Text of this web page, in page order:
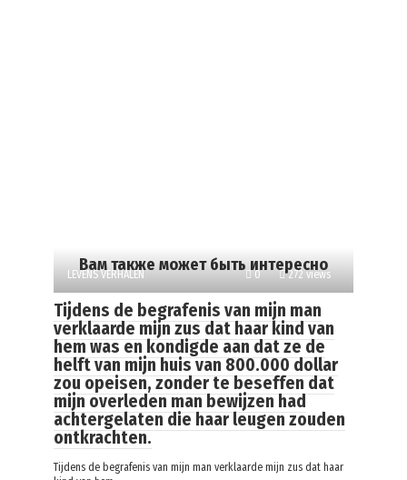
Вам также может быть интересно
LEVENS VERHALEN 0 272 views
Tijdens de begrafenis van mijn man
verklaarde mijn zus dat haar kind van
hem was en kondigde aan dat ze de
helft van mijn huis van 800.000 dollar
zou opeisen, zonder te beseffen dat
mijn overleden man bewijzen had
achtergelaten die haar leugen zouden
ontkrachten.
Tijdens de begrafenis van mijn man verklaarde mijn zus dat haar